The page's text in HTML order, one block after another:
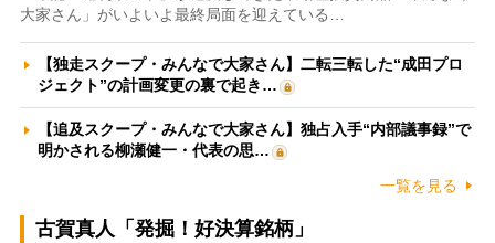
大家さん」がいよいよ最終局面を迎えている…
【独走スクープ・みんなで大家さん】二転三転した“成田プロ
ジェクト”の計画変更の裏で起き…
【追及スクープ・みんなで大家さん】独占入手“内部議事録”で
明かされる柳瀬健一・代表の思…
一覧を見る
古賀真人「発掘！好決算銘柄」